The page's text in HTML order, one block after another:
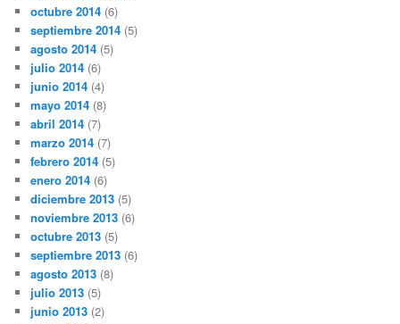
octubre 2014 (6)
septiembre 2014 (5)
agosto 2014 (5)
julio 2014 (6)
junio 2014 (4)
mayo 2014 (8)
abril 2014 (7)
marzo 2014 (7)
febrero 2014 (5)
enero 2014 (6)
diciembre 2013 (5)
noviembre 2013 (6)
octubre 2013 (5)
septiembre 2013 (6)
agosto 2013 (8)
julio 2013 (5)
junio 2013 (2)